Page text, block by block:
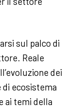
sul palco di
Reale
dei
ecosistema
ai temi della